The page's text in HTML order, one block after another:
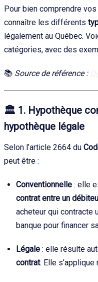
Pour bien comprendre
connaître les différents
légalement au Québec.
catégories, avec des
📚 Source de référence :
🏛️ 1. Hypothèque
hypothèque légale
Selon l’article 2664 du
peut être :
Conventionnelle : elle
contrat entre un
acheteur qui contracte
banque pour financer
Légale : elle résulte
contrat. Elle s’applique